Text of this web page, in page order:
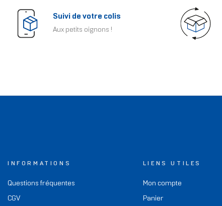
Suivi de votre colis
Aux petits oignons !
INFORMATIONS
Questions fréquentes
CGV
LIENS UTILES
Mon compte
Panier